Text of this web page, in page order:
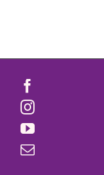
Instagram
YouTube
Correo